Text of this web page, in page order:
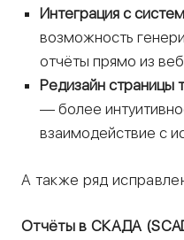
Интеграция с
возможность
отчёты прямо из
Редизайн страницы
— более
взаимодействие с
А также ряд
Отчёты в СКАДА